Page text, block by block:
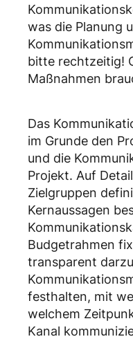
was die Planung
bitte rechtzeitig!
Maßnahmen
Das
im Grunde den
und die
Projekt. Auf
Zielgruppen
Kernaussagen
Budgetrahmen
transparent
festhalten, mit
welchem
Kanal